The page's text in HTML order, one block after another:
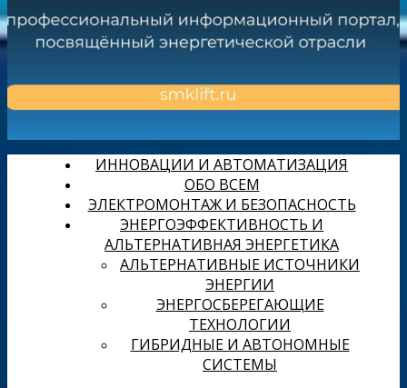
ИННОВАЦИИ И АВТОМАТИЗАЦИЯ
ОБО ВСЕМ
ЭЛЕКТРОМОНТАЖ И БЕЗОПАСНОСТЬ
ЭНЕРГОЭФФЕКТИВНОСТЬ И
АЛЬТЕРНАТИВНАЯ ЭНЕРГЕТИКА
АЛЬТЕРНАТИВНЫЕ ИСТОЧНИКИ
ЭНЕРГИИ
ЭНЕРГОСБЕРЕГАЮЩИЕ
ТЕХНОЛОГИИ
ГИБРИДНЫЕ И АВТОНОМНЫЕ
СИСТЕМЫ